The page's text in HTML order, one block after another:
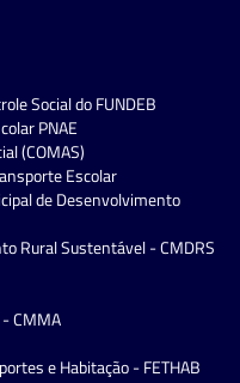
Social do FUNDEB
PNAE
(COMAS)
Escolar
de Desenvolvimento
Rural Sustentável - CMDRS
CMMA
e Habitação - FETHAB